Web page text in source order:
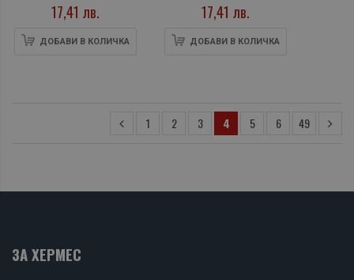
17,41 лв.
ДОБАВИ В КОЛИЧКА
17,41 лв.
ДОБАВИ В КОЛИЧКА
1 2 3 4 5 6 49
ЗА ХЕРМЕС